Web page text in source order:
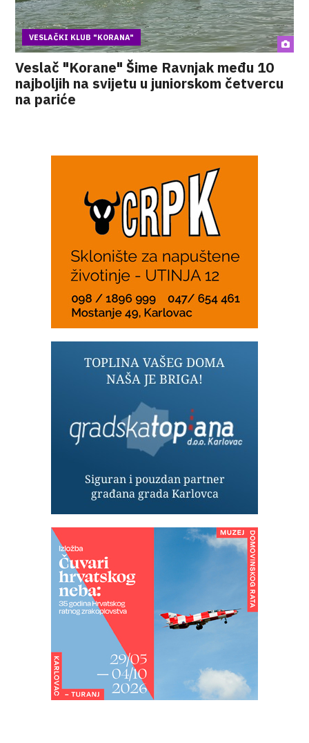
VESLAČKI KLUB "KORANA"
Veslač "Korane" Šime Ravnjak među 10
najboljih na svijetu u juniorskom četvercu
na pariće